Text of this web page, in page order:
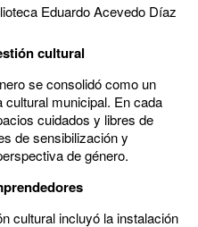
Eduardo Acevedo Díaz
cultural
se consolidó como un
municipal. En cada
cuidados y libres de
de sensibilización y
de género.
cultural incluyó la instalación